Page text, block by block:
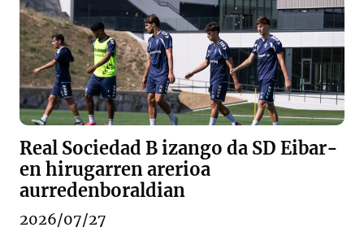
Real Sociedad B izango da SD Eibar-
en hirugarren arerioa
aurredenboraldian
2026/07/27